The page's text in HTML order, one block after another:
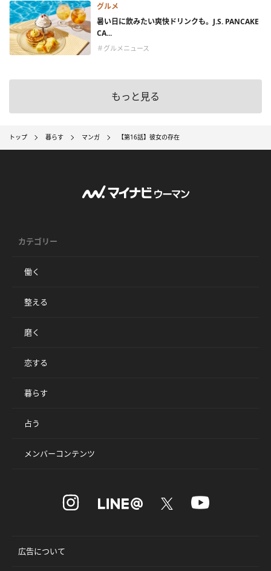
グルメ
暑い日に飲みたい爽快ドリンクも。J.S. PANCAKE
CA...
＃グルメニュース
もっと見る
トップ 暮らす マンガ 【第16話】彼女の存在
カテゴリー
働く
整える
磨く
恋する
暮らす
占う
メンバーコンテンツ
広告について